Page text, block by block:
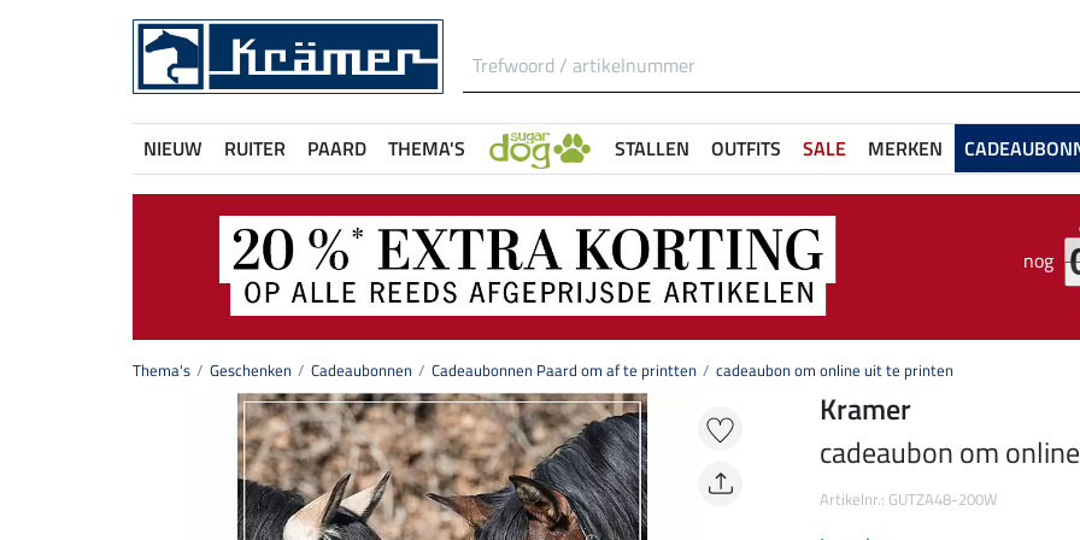
NIEUW RUITER PAARD THEMA'S STALLEN OUTFITS SALE MERKEN
nog
Thema's Geschenken Cadeaubonnen Cadeaubonnen Paard om af te printten cadeaubon om online uit te printen
Kramer
cadeaubon om
Artikelnr.: GUTZA48-200W